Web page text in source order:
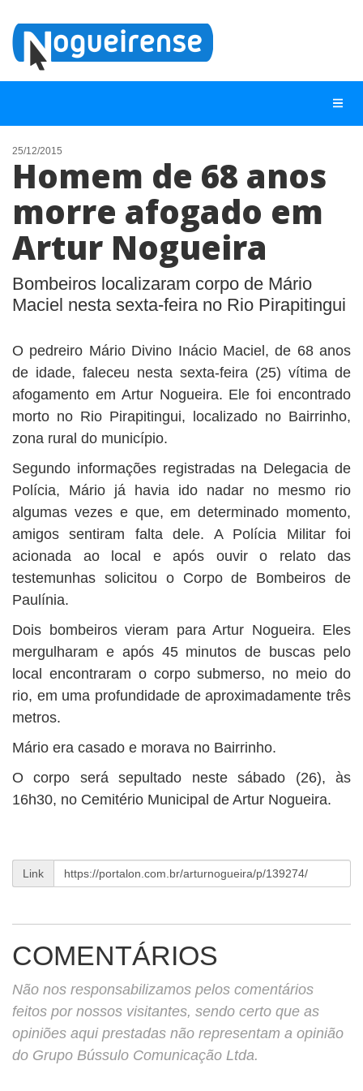
NOTÍCIAS
LISTA DIGITAL
TELEFONES ÚTEIS
CONTATO
BUSCAR
25/12/2015
Homem de 68 anos
morre afogado em
Artur Nogueira
Bombeiros localizaram corpo de Mário
Maciel nesta sexta-feira no Rio Pirapitingui
O pedreiro Mário Divino Inácio Maciel, de 68 anos
de idade, faleceu nesta sexta-feira (25) vítima de
afogamento em Artur Nogueira. Ele foi encontrado
morto no Rio Pirapitingui, localizado no Bairrinho,
zona rural do município.
Segundo informações registradas na Delegacia de
Polícia, Mário já havia ido nadar no mesmo rio
algumas vezes e que, em determinado momento,
amigos sentiram falta dele. A Polícia Militar foi
acionada ao local e após ouvir o relato das
testemunhas solicitou o Corpo de Bombeiros de
Paulínia.
Dois bombeiros vieram para Artur Nogueira. Eles
mergulharam e após 45 minutos de buscas pelo
local encontraram o corpo submerso, no meio do
rio, em uma profundidade de aproximadamente três
metros.
Mário era casado e morava no Bairrinho.
O corpo será sepultado neste sábado (26), às
16h30, no Cemitério Municipal de Artur Nogueira.
Link
COMENTÁRIOS
Não nos responsabilizamos pelos comentários
feitos por nossos visitantes, sendo certo que as
opiniões aqui prestadas não representam a opinião
do Grupo Bússulo Comunicação Ltda.